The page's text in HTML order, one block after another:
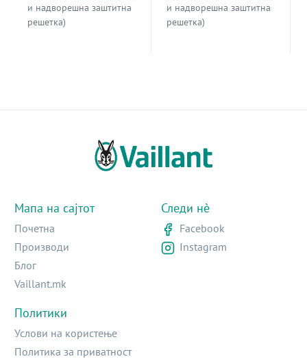
и надворешна заштитна
решетка)
и надворешна заштитна
решетка)
Мапа на сајтот
Почетна
Производи
Блог
Vaillant.mk
Политики
Услови на користење
Политика за приватност
Следи нè
Facebook
Instagram